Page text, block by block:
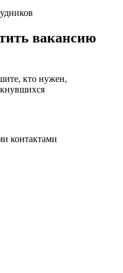
вакансию
кто нужен,
контактами